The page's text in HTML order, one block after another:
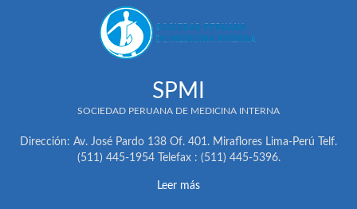
SPMI
SOCIEDAD PERUANA DE MEDICINA INTERNA
Dirección: Av. José Pardo 138 Of. 401. Miraflores Lima-Perú Telf.
(511) 445-1954 Telefax : (511) 445-5396.
Leer más